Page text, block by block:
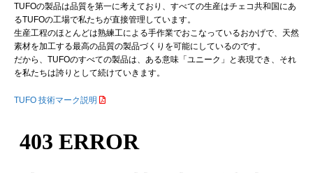
TUFOの製品は品質を第一に考えており、すべての生産はチェコ共和国にあ
るTUFOの工場で私たちが直接管理しています。
生産工程のほとんどは熟練工による手作業でおこなっているおかげで、天然
素材を加工する最高の品質の製品づくりを可能にしているのです。
だから、TUFOのすべての製品は、ある意味「ユニーク」と表現でき、それ
を私たちは誇りとして続けていきます。
TUFO 技術マーク説明